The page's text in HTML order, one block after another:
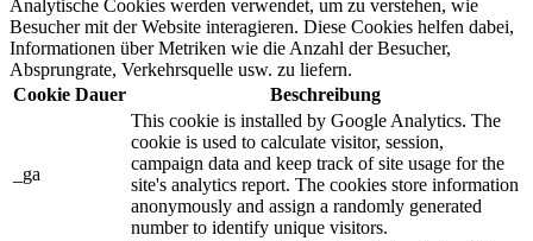
Analytische Cookies werden verwendet, um zu verstehen, wie
Besucher mit der Website interagieren. Diese Cookies helfen dabei,
Informationen über Metriken wie die Anzahl der Besucher,
Absprungrate, Verkehrsquelle usw. zu liefern.
Cookie Dauer Beschreibung
_ga
This cookie is installed by Google Analytics. The
cookie is used to calculate visitor, session,
campaign data and keep track of site usage for the
site's analytics report. The cookies store information
anonymously and assign a randomly generated
number to identify unique visitors.